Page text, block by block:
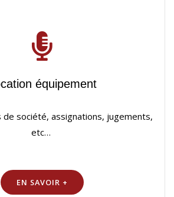
équipement
société, assignations, jugements,
etc…
EN SAVOIR +